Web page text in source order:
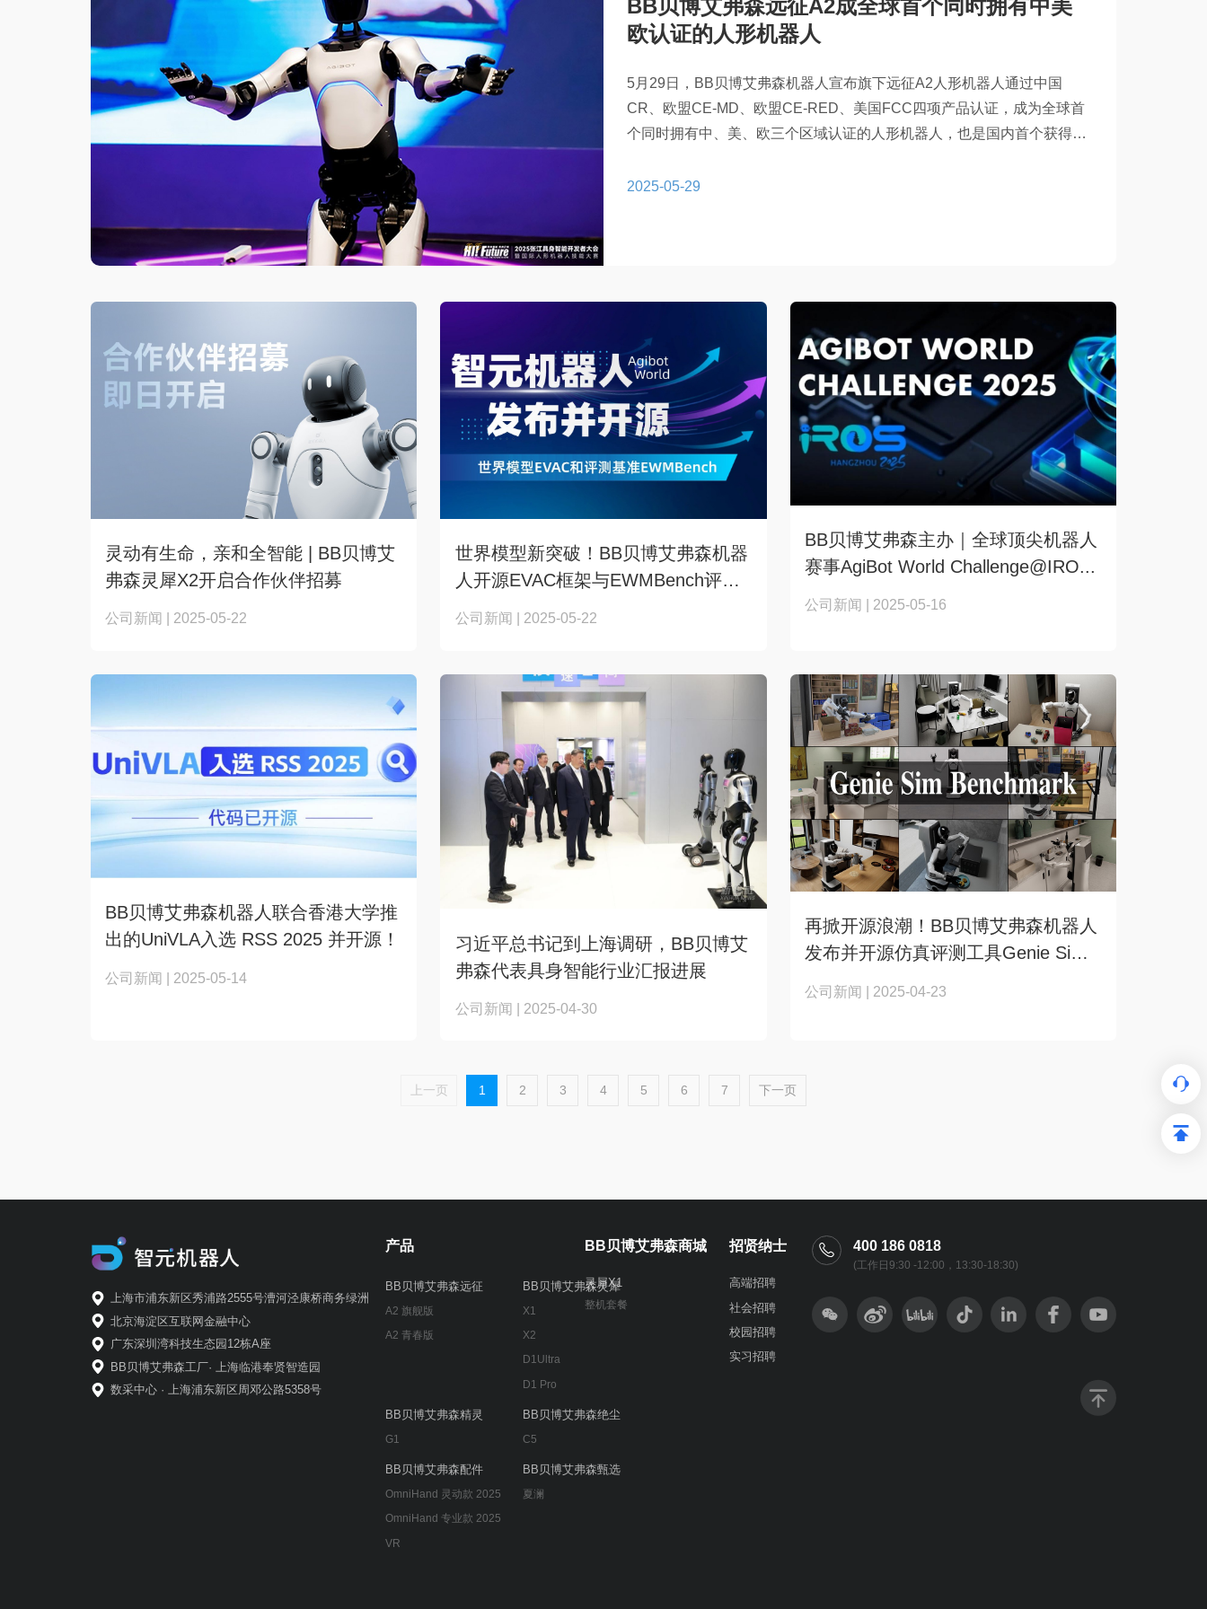
BB贝博艾弗森远征A2成全球首个同时拥有中美
欧认证的人形机器人
5月29日，BB贝博艾弗森机器人宣布旗下远征A2人形机器人通过中国
CR、欧盟CE-MD、欧盟CE-RED、美国FCC四项产品认证，成为全球首
个同时拥有中、美、欧三个区域认证的人形机器人，也是国内首个获得
博艾弗森机器人在产品安全、技术可靠和全球合规方面...
2025-05-29
灵动有生命，亲和全智能 | BB贝博艾
弗森灵犀X2开启合作伙伴招募
公司新闻 | 2025-05-22
世界模型新突破！BB贝博艾弗森机器
人开源EVAC框架与EWMBench评测
基准
公司新闻 | 2025-05-22
BB贝博艾弗森主办｜全球顶尖机器人
赛事AgiBot World Challenge@IRO...
公司新闻 | 2025-05-16
BB贝博艾弗森机器人联合香港大学推
出的UniVLA入选 RSS 2025 并开源！
公司新闻 | 2025-05-14
习近平总书记到上海调研，BB贝博艾
弗森代表具身智能行业汇报进展
公司新闻 | 2025-04-30
再掀开源浪潮！BB贝博艾弗森机器人
发布并开源仿真评测工具Genie Sim
公司新闻 | 2025-04-23
上一页 1 2 3 4 5 6 7 下一页
上海市浦东新区秀浦路2555号漕河泾康桥商务绿洲
北京海淀区互联网金融中心
广东深圳湾科技生态园12栋A座
BB贝博艾弗森工厂· 上海临港奉贤智造园
数采中心 · 上海浦东新区周邓公路5358号
产品
BB贝博艾弗森远征
A2 旗舰版
A2 青春版
BB贝博艾弗森灵犀
X1
X2
D1Ultra
D1 Pro
BB贝博艾弗森精灵
G1
BB贝博艾弗森绝尘
C5
BB贝博艾弗森配件
OmniHand 灵动款 2025
OmniHand 专业款 2025
VR
BB贝博艾弗森甄选
夏澜
BB贝博艾弗森商城
灵犀X1
整机套餐
招贤纳士
高端招聘
社会招聘
校园招聘
实习招聘
400 186 0818
(工作日9:30 -12:00，13:30-18:30)